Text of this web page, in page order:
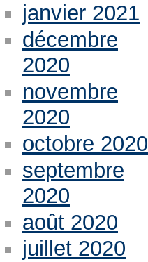
janvier 2021
décembre
2020
novembre
2020
octobre 2020
septembre
2020
août 2020
juillet 2020